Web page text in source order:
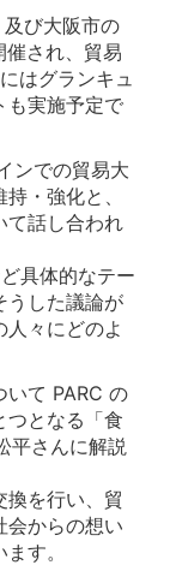
び大阪市の
され、貿易
はグランキュ
も実施予定で
ンでの貿易大
・強化と、
て話し合われ
具体的なテー
うした議論が
々にどのよ
いて PARC の
つとなる「食
平さんに解説
換を行い、貿
会からの想い
す。